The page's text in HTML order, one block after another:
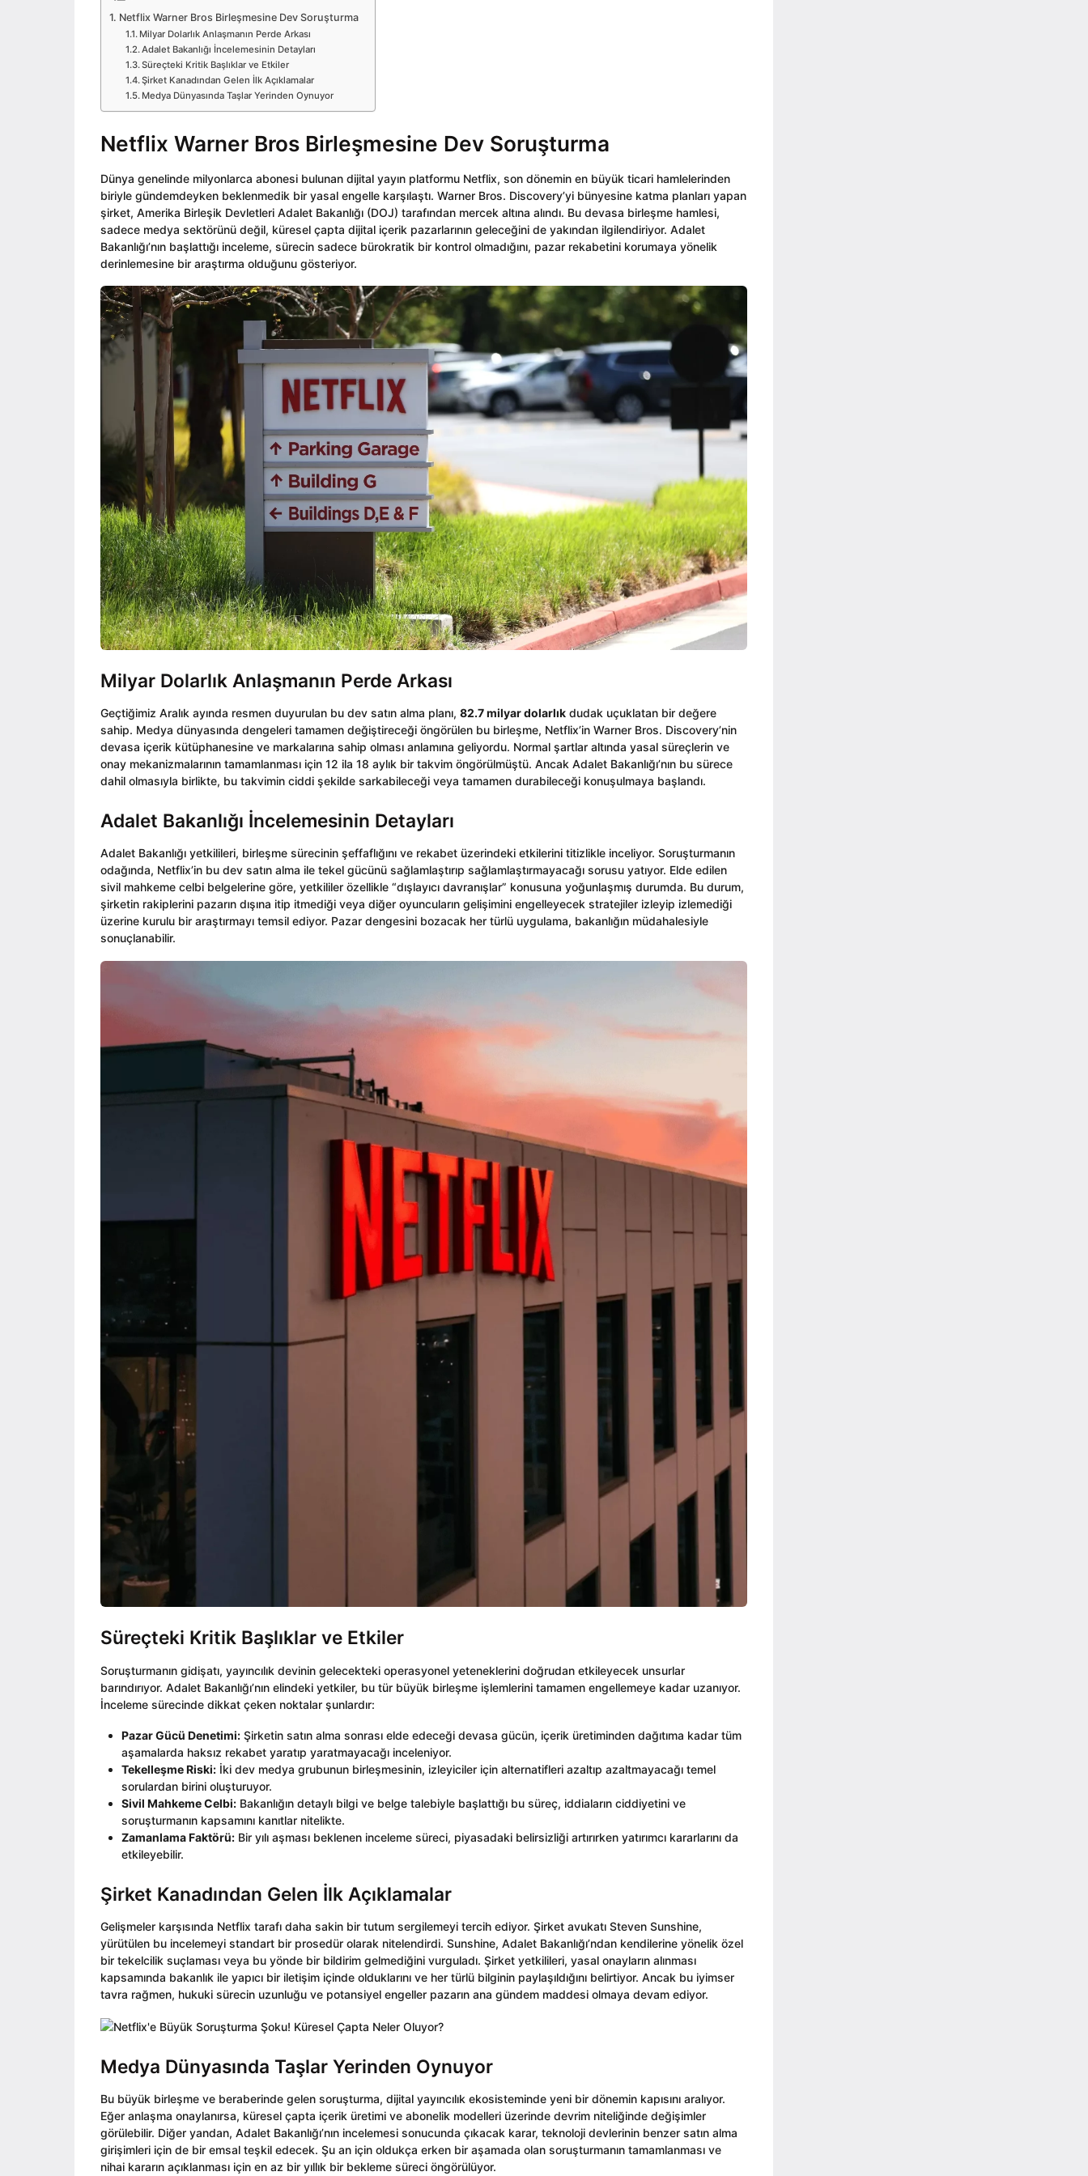
Netflix Warner Bros Birleşmesine Dev Soruşturma
Milyar Dolarlık Anlaşmanın Perde Arkası
Adalet Bakanlığı İncelemesinin Detayları
Süreçteki Kritik Başlıklar ve Etkiler
Şirket Kanadından Gelen İlk Açıklamalar
Medya Dünyasında Taşlar Yerinden Oynuyor
Netflix Warner Bros Birleşmesine Dev Soruşturma
Dünya genelinde milyonlarca abonesi bulunan dijital yayın platformu Netflix, son dönemin en büyük ticari hamlelerinden
biriyle gündemdeyken beklenmedik bir yasal engelle karşılaştı. Warner Bros. Discovery’yi bünyesine katma planları yapan
şirket, Amerika Birleşik Devletleri Adalet Bakanlığı (DOJ) tarafından mercek altına alındı. Bu devasa birleşme hamlesi,
sadece medya sektörünü değil, küresel çapta dijital içerik pazarlarının geleceğini de yakından ilgilendiriyor. Adalet
Bakanlığı’nın başlattığı inceleme, sürecin sadece bürokratik bir kontrol olmadığını, pazar rekabetini korumaya yönelik
derinlemesine bir araştırma olduğunu gösteriyor.
Milyar Dolarlık Anlaşmanın Perde Arkası
Geçtiğimiz Aralık ayında resmen duyurulan bu dev satın alma planı, 82.7 milyar dolarlık dudak uçuklatan bir değere
sahip. Medya dünyasında dengeleri tamamen değiştireceği öngörülen bu birleşme, Netflix’in Warner Bros. Discovery’nin
devasa içerik kütüphanesine ve markalarına sahip olması anlamına geliyordu. Normal şartlar altında yasal süreçlerin ve
onay mekanizmalarının tamamlanması için 12 ila 18 aylık bir takvim öngörülmüştü. Ancak Adalet Bakanlığı’nın bu sürece
dahil olmasıyla birlikte, bu takvimin ciddi şekilde sarkabileceği veya tamamen durabileceği konuşulmaya başlandı.
Adalet Bakanlığı İncelemesinin Detayları
Adalet Bakanlığı yetkilileri, birleşme sürecinin şeffaflığını ve rekabet üzerindeki etkilerini titizlikle inceliyor. Soruşturmanın
odağında, Netflix’in bu dev satın alma ile tekel gücünü sağlamlaştırıp sağlamlaştırmayacağı sorusu yatıyor. Elde edilen
sivil mahkeme celbi belgelerine göre, yetkililer özellikle “dışlayıcı davranışlar” konusuna yoğunlaşmış durumda. Bu durum,
şirketin rakiplerini pazarın dışına itip itmediği veya diğer oyuncuların gelişimini engelleyecek stratejiler izleyip izlemediği
üzerine kurulu bir araştırmayı temsil ediyor. Pazar dengesini bozacak her türlü uygulama, bakanlığın müdahalesiyle
sonuçlanabilir.
Süreçteki Kritik Başlıklar ve Etkiler
Soruşturmanın gidişatı, yayıncılık devinin gelecekteki operasyonel yeteneklerini doğrudan etkileyecek unsurlar
barındırıyor. Adalet Bakanlığı’nın elindeki yetkiler, bu tür büyük birleşme işlemlerini tamamen engellemeye kadar uzanıyor.
İnceleme sürecinde dikkat çeken noktalar şunlardır:
Pazar Gücü Denetimi: Şirketin satın alma sonrası elde edeceği devasa gücün, içerik üretiminden dağıtıma kadar tüm
aşamalarda haksız rekabet yaratıp yaratmayacağı inceleniyor.
Tekelleşme Riski: İki dev medya grubunun birleşmesinin, izleyiciler için alternatifleri azaltıp azaltmayacağı temel
sorulardan birini oluşturuyor.
Sivil Mahkeme Celbi: Bakanlığın detaylı bilgi ve belge talebiyle başlattığı bu süreç, iddiaların ciddiyetini ve
soruşturmanın kapsamını kanıtlar nitelikte.
Zamanlama Faktörü: Bir yılı aşması beklenen inceleme süreci, piyasadaki belirsizliği artırırken yatırımcı kararlarını da
etkileyebilir.
Şirket Kanadından Gelen İlk Açıklamalar
Gelişmeler karşısında Netflix tarafı daha sakin bir tutum sergilemeyi tercih ediyor. Şirket avukatı Steven Sunshine,
yürütülen bu incelemeyi standart bir prosedür olarak nitelendirdi. Sunshine, Adalet Bakanlığı’ndan kendilerine yönelik özel
bir tekelcilik suçlaması veya bu yönde bir bildirim gelmediğini vurguladı. Şirket yetkilileri, yasal onayların alınması
kapsamında bakanlık ile yapıcı bir iletişim içinde olduklarını ve her türlü bilginin paylaşıldığını belirtiyor. Ancak bu iyimser
tavra rağmen, hukuki sürecin uzunluğu ve potansiyel engeller pazarın ana gündem maddesi olmaya devam ediyor.
Medya Dünyasında Taşlar Yerinden Oynuyor
Bu büyük birleşme ve beraberinde gelen soruşturma, dijital yayıncılık ekosisteminde yeni bir dönemin kapısını aralıyor.
Eğer anlaşma onaylanırsa, küresel çapta içerik üretimi ve abonelik modelleri üzerinde devrim niteliğinde değişimler
görülebilir. Diğer yandan, Adalet Bakanlığı’nın incelemesi sonucunda çıkacak karar, teknoloji devlerinin benzer satın alma
girişimleri için de bir emsal teşkil edecek. Şu an için oldukça erken bir aşamada olan soruşturmanın tamamlanması ve
nihai kararın açıklanması için en az bir yıllık bir bekleme süreci öngörülüyor.